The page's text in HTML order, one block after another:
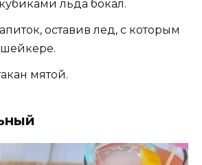
льда бокал.
оставив лед, с которым
шейкере.
мятой.